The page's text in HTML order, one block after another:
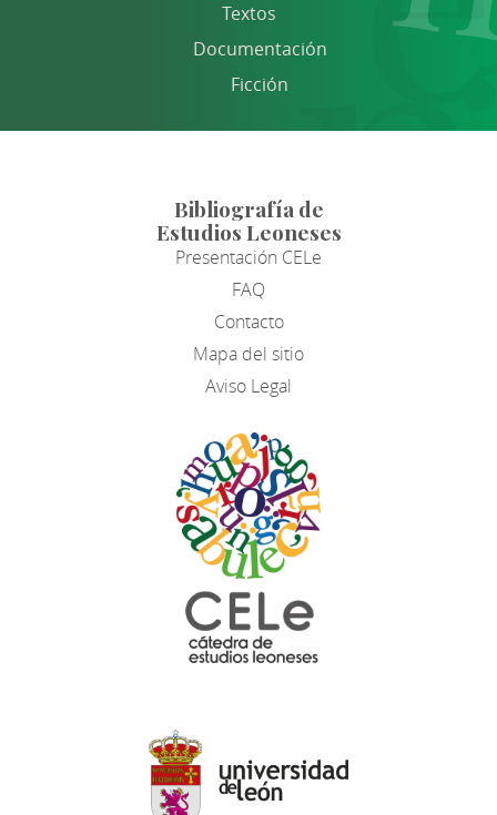
Textos
Documentación
Ficción
Bibliografía de
Estudios Leoneses
Presentación CELe
FAQ
Contacto
Mapa del sitio
Aviso Legal